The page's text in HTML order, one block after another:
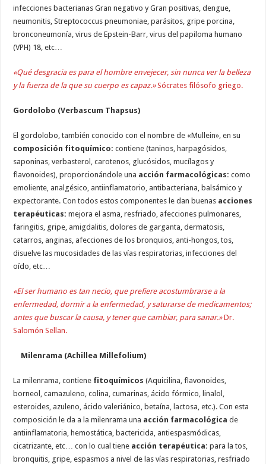
infecciones bacterianas Gran negativo y Gran positivas, dengue,
neumonitis, Streptococcus pneumoniae, parásitos, gripe porcina,
bronconeumonía, virus de Epstein-Barr, virus del papiloma humano
(VPH) 18, etc…
«Qué desgracia es para el hombre envejecer, sin nunca ver la belleza
y la fuerza de la que su cuerpo es capaz.»Sócrates filósofo griego.
Gordolobo (Verbascum Thapsus)
El gordolobo, también conocido con el nombre de «Mullein», en su
composición fitoquímico: contiene (taninos, harpagósidos,
saponinas, verbasterol, carotenos, glucósidos, mucílagos y
flavonoides), proporcionándole una acción farmacológicas: como
emoliente, analgésico, antiinflamatorio, antibacteriana, balsámico y
expectorante. Con todos estos componentes le dan buenas acciones
terapéuticas: mejora el asma, resfriado, afecciones pulmonares,
faringitis, gripe, amigdalitis, dolores de garganta, dermatosis,
catarros, anginas, afecciones de los bronquios, anti-hongos, tos,
disuelve las mucosidades de las vías respiratorias, infecciones del
oído, etc…
«El ser humano es tan necio, que prefiere acostumbrarse a la
enfermedad, dormir a la enfermedad, y saturarse de medicamentos;
antes que buscar la causa, y tener que cambiar, para sanar.»Dr.
Salomón Sellan.
Milenrama (Achillea Millefolium)
La milenrama, contiene fitoquímicos (Aquicilina, flavonoides,
borneol, camazuleno, colina, cumarinas, ácido fórmico, linalol,
esteroides, azuleno, ácido valeriánico, betaína, lactosa, etc.). Con esta
composición le da a la milenrama una acción farmacológica de
antiinflamatoria, hemostática, bactericida, antiespasmódicas,
cicatrizante, etc… con lo cual tiene acción terapéutica: para la tos,
bronquitis, gripe, espasmos a nivel de las vías respiratorias, resfriado